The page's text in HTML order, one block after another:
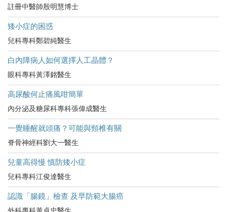
註冊中醫師殷明慧博士
矮小症的困惑
兒科專科鄭碧純醫生
白內障病人如何選擇人工晶體？
眼科專科黃澤銘醫生
高尿酸何止痛風咁簡單
內分泌及糖尿科專科張偉成醫生
一覺睡醒就頭痛？可能與頸椎有關
脊骨神經科劉大一醫生
兒童高得慢 慎防矮小症
兒科專科江俊達醫生
認識「腸鏡」檢查 及早防範大腸癌